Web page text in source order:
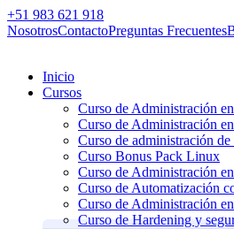
+51 983 621 918
NosotrosContactoPreguntas Frecuentes
Inicio
Cursos
Curso de Administración
Curso de Administración
Curso de administración
Curso Bonus Pack Linux
Curso de Administración
Curso de Automatización
Curso de Administración
Curso de Hardening y